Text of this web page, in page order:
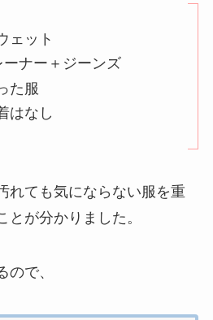
ェット
ナー＋ジーンズ
た服
はなし
れても気にならない服を重
が分かりました。
ので、